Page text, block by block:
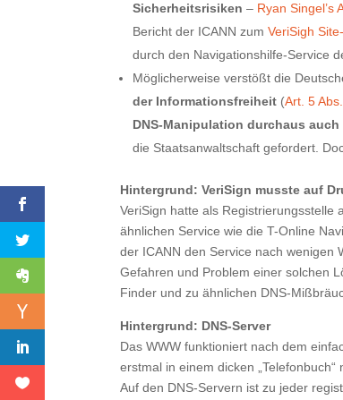
Sicherheitsrisiken – Ryan Singel’s
Bericht der ICANN zumVeriSigh
durch den Navigationshilfe-Service
Möglicherweise verstößt die
der Informationsfreiheit (Art. 5
DNS-Manipulation durchaus
die Staatsanwaltschaft gefordert.
Hintergrund: VeriSign musste auf
VeriSign hatte als Registrierungsstelle
ähnlichen Service wie die T-Online
der ICANN den Service nach wenigen
Gefahren und Problem einer solchen
Finder und zu ähnlichen DNS-
Hintergrund: DNS-Server
Das WWW funktioniert nach dem
erstmal in einem dicken
Auf den DNS-Servern ist zu jeder